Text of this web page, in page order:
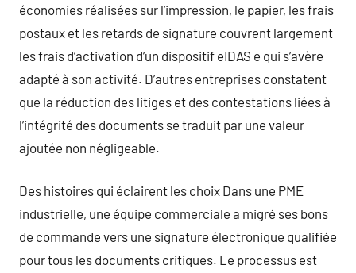
économies réalisées sur l’impression, le papier, les frais
postaux et les retards de signature couvrent largement
les frais d’activation d’un dispositif eIDAS e qui s’avère
adapté à son activité. D’autres entreprises constatent
que la réduction des litiges et des contestations liées à
l’intégrité des documents se traduit par une valeur
ajoutée non négligeable.
Des histoires qui éclairent les choix Dans une PME
industrielle, une équipe commerciale a migré ses bons
de commande vers une signature électronique qualifiée
pour tous les documents critiques. Le processus est